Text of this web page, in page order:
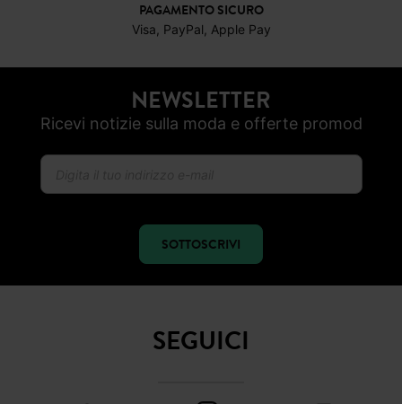
PAGAMENTO SICURO
Visa, PayPal, Apple Pay
NEWSLETTER
Ricevi notizie sulla moda e offerte promod
SOTTOSCRIVI
SEGUICI